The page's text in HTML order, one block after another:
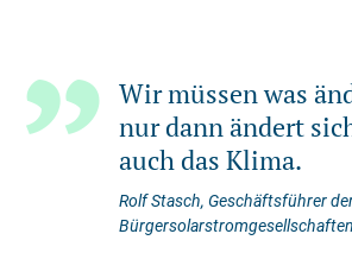
Wir müssen was
nur dann ändert
auch das Klima.
Rolf Stasch, Geschäftsführer
Bürgersolarstromgesellschaften